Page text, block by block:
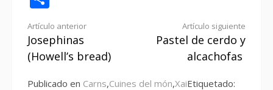
Seguir
leyendo
Artículo anterior
Josephinas
(Howell’s bread)
Artículo siguiente
Pastel de cerdo y
alcachofas
Publicado en Carns,Cuines del món,XaiEtiquetado: